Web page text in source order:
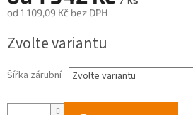
od 1 109,09 Kč bez DPH
cena:
Zvolte variantu
Šířka zárubní